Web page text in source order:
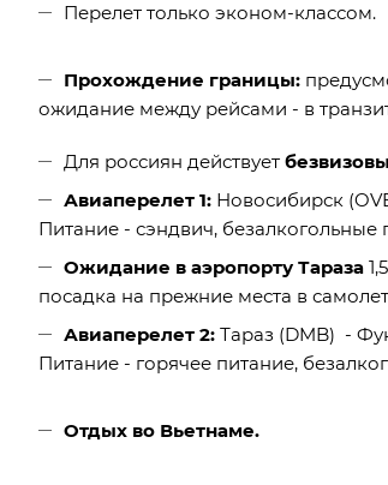
Перелет только эконом-классом.
Прохождение границы:
ожидание между рейсами - в
Для россиян действует
Авиаперелет 1: Новосибирск
Питание - сэндвич, безалкогольные
Ожидание в аэропорту Тараза
посадка на прежние места в
Авиаперелет 2: Тараз (DMB) -
Питание - горячее питание,
Отдых во Вьетнаме.